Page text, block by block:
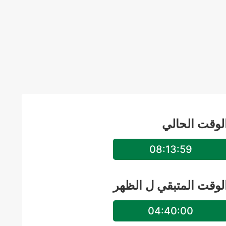
الوقت الحالي
08:14:00
الوقت المتبقي ل الظهر
04:39:59